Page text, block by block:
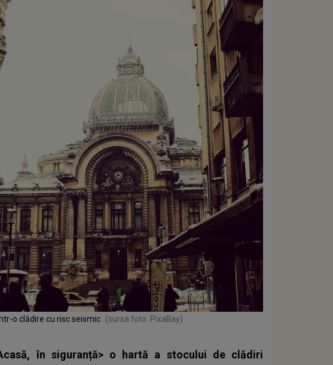
o clădire cu risc seismic (sursa foto: PixaBay)
în siguranță> o hartă a stocului de clădiri